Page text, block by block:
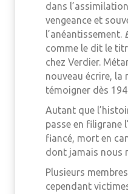
dans
vengeance et
l’anéantissement.
comme le dit le
chez Verdier.
nouveau écrire, la
témoigner dès
Autant que
passe en filigrane
fiancé, mort en
dont jamais nous
Plusieurs
cependant